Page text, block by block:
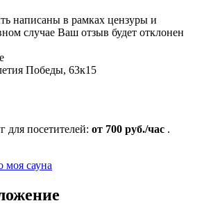
написаны в рамках цензуры и
случае Ваш отзыв будет отклонен
Победы, 63к15
для посетителей: от 700 руб./час .
моя сауна